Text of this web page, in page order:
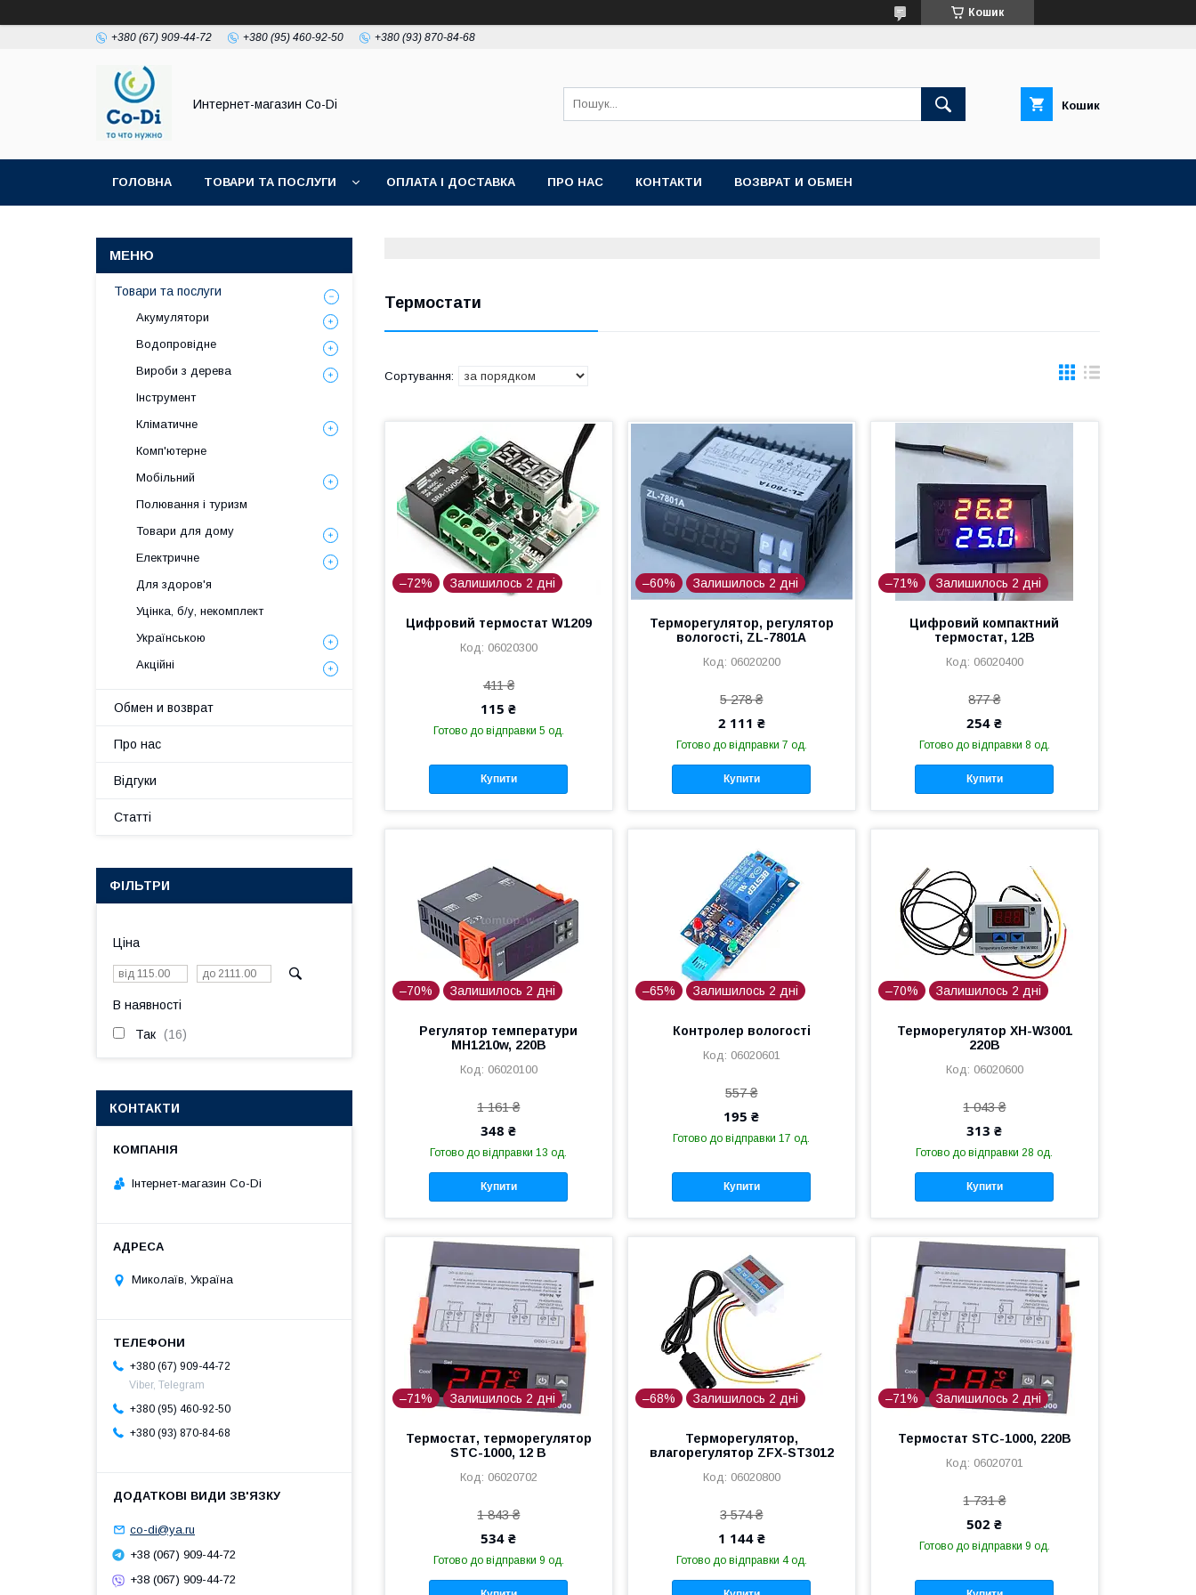
Кошик
+380 (67) 909-44-72 +380 (95) 460-92-50 +380 (93) 870-84-68
Интернет-магазин Co-Di Кошик
ГОЛОВНА ТОВАРИ ТА ПОСЛУГИ ОПЛАТА І ДОСТАВКА ПРО НАС КОНТАКТИ ВОЗВРАТ И ОБМЕН
Термостати
–72% Залишилось 2 дні
Цифровий термостат W1209
06020300
411 ₴
115 ₴
Готово до відправки 5 од.
Купити
–60% Залишилось 2 дні
Терморегулятор, регулятор
вологості, ZL-7801A
06020200
5 278 ₴
2 111 ₴
Готово до відправки 7 од.
Купити
–71% Залишилось 2 дні
Цифровий компактний
термостат, 12В
06020400
877 ₴
254 ₴
Готово до відправки 8 од.
Купити
–70% Залишилось 2 дні
Регулятор температури
MH1210w, 220В
06020100
1 161 ₴
348 ₴
Готово до відправки 13 од.
Купити
–65% Залишилось 2 дні
Контролер вологості
06020601
557 ₴
195 ₴
Готово до відправки 17 од.
Купити
–70% Залишилось 2 дні
Терморегулятор XH-W3001
220В
06020600
1 043 ₴
313 ₴
Готово до відправки 28 од.
Купити
–71% Залишилось 2 дні
Термостат, терморегулятор
STC-1000, 12 В
06020702
1 843 ₴
534 ₴
Готово до відправки 9 од.
–68% Залишилось 2 дні
Терморегулятор,
влагорегулятор ZFX-ST3012
06020800
3 574 ₴
1 144 ₴
Готово до відправки 4 од.
–71% Залишилось 2 дні
Термостат STC-1000, 220В
06020701
1 731 ₴
502 ₴
Готово до відправки 9 од.
Товари та послуги
Акумулятори
Водопровідне
Вироби з дерева
Інструмент
Кліматичне
Комп'ютерне
Мобільний
Полювання і туризм
Товари для дому
Електричне
Для здоров'я
Уцінка, б/у, некомплект
Українською
Акційні
Обмен и возврат
Про нас
Відгуки
Статті
ФІЛЬТРИ
Ціна
В наявності
Так 16
КОНТАКТИ
Інтернет-магазин Co-Di
Миколаїв, Україна
+380 (67) 909-44-72
Viber, Telegram
+380 (95) 460-92-50
+380 (93) 870-84-68
co-di@ya.ru
+38 (067) 909-44-72
+38 (067) 909-44-72